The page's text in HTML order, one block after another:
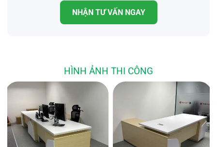
NHẬN TƯ VẤN NGAY
HÌNH ẢNH THI CÔNG